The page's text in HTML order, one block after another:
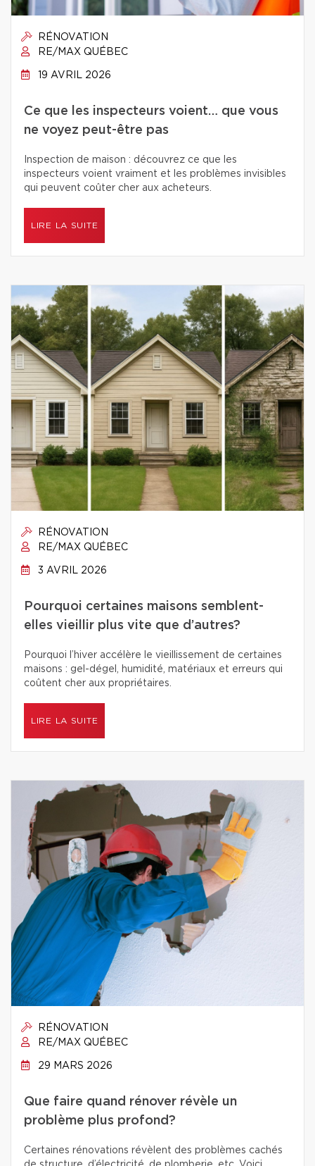
RÉNOVATION
RE/MAX QUÉBEC
19 AVRIL 2026
Ce que les inspecteurs voient… que vous
ne voyez peut-être pas
Inspection de maison : découvrez ce que les
inspecteurs voient vraiment et les problèmes invisibles
qui peuvent coûter cher aux acheteurs.
LIRE LA SUITE
RÉNOVATION
RE/MAX QUÉBEC
3 AVRIL 2026
Pourquoi certaines maisons semblent-
elles vieillir plus vite que d’autres?
Pourquoi l’hiver accélère le vieillissement de certaines
maisons : gel-dégel, humidité, matériaux et erreurs qui
coûtent cher aux propriétaires.
LIRE LA SUITE
RÉNOVATION
RE/MAX QUÉBEC
29 MARS 2026
Que faire quand rénover révèle un
problème plus profond?
Certaines rénovations révèlent des problèmes cachés